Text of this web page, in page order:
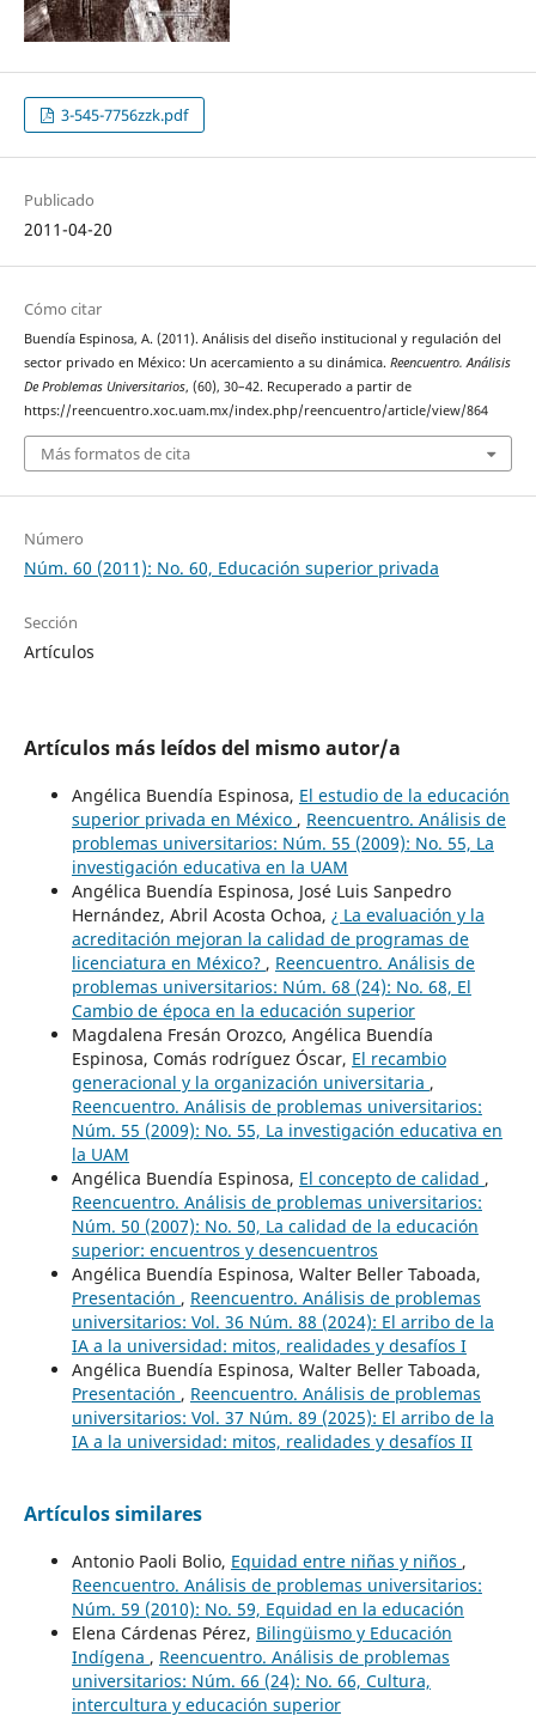
3-545-7756zzk.pdf
Publicado
2011-04-20
Cómo citar
Buendía Espinosa, A. (2011). Análisis del diseño institucional y regulación del
sector privado en México: Un acercamiento a su dinámica. Reencuentro. Análisis
De Problemas Universitarios, (60), 30–42. Recuperado a partir de
https://reencuentro.xoc.uam.mx/index.php/reencuentro/article/view/864
Más formatos de cita
Número
Núm. 60 (2011): No. 60, Educación superior privada
Sección
Artículos
Artículos más leídos del mismo autor/a
Angélica Buendía Espinosa, El estudio de la educación
superior privada en México , Reencuentro. Análisis de
problemas universitarios: Núm. 55 (2009): No. 55, La
investigación educativa en la UAM
Angélica Buendía Espinosa, José Luis Sanpedro
Hernández, Abril Acosta Ochoa, ¿ La evaluación y la
acreditación mejoran la calidad de programas de
licenciatura en México? , Reencuentro. Análisis de
problemas universitarios: Núm. 68 (24): No. 68, El
Cambio de época en la educación superior
Magdalena Fresán Orozco, Angélica Buendía
Espinosa, Comás rodríguez Óscar, El recambio
generacional y la organización universitaria ,
Reencuentro. Análisis de problemas universitarios:
Núm. 55 (2009): No. 55, La investigación educativa en
la UAM
Angélica Buendía Espinosa, El concepto de calidad ,
Reencuentro. Análisis de problemas universitarios:
Núm. 50 (2007): No. 50, La calidad de la educación
superior: encuentros y desencuentros
Angélica Buendía Espinosa, Walter Beller Taboada,
Presentación , Reencuentro. Análisis de problemas
universitarios: Vol. 36 Núm. 88 (2024): El arribo de la
IA a la universidad: mitos, realidades y desafíos I
Angélica Buendía Espinosa, Walter Beller Taboada,
Presentación , Reencuentro. Análisis de problemas
universitarios: Vol. 37 Núm. 89 (2025): El arribo de la
IA a la universidad: mitos, realidades y desafíos II
Artículos similares
Antonio Paoli Bolio, Equidad entre niñas y niños ,
Reencuentro. Análisis de problemas universitarios:
Núm. 59 (2010): No. 59, Equidad en la educación
Elena Cárdenas Pérez, Bilingüismo y Educación
Indígena , Reencuentro. Análisis de problemas
universitarios: Núm. 66 (24): No. 66, Cultura,
intercultura y educación superior